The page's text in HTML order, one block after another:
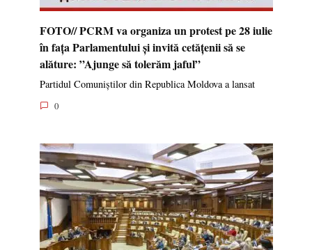
FOTO// PCRM va organiza un protest pe 28 iulie
în fața Parlamentului și invită cetățenii să se
alăture: ”Ajunge să tolerăm jaful”
Partidul Comuniștilor din Republica Moldova a lansat
0